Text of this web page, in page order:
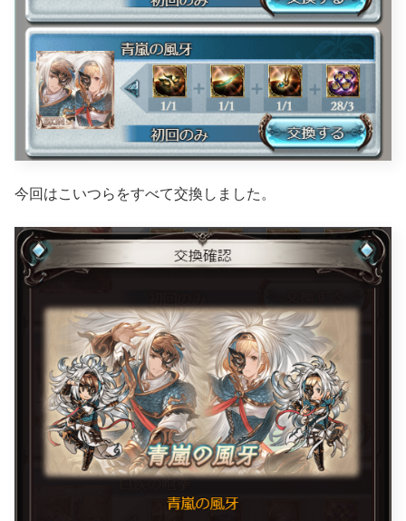
今回はこいつらをすべて交換しました。